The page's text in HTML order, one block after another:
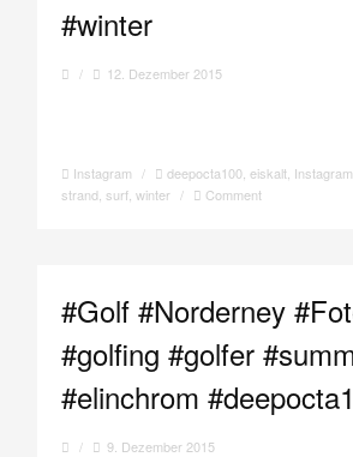
#winter
/ 12. Dezember 2015
Instagram / deepocta100, eiskalt, Instagram
strand surf, winter / Comment
#Golf #Norderney
#golfing #golfer
#elinchrom
/ 9. Dezember 2015